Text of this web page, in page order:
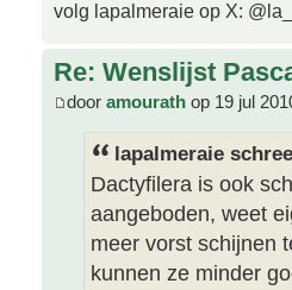
volg lapalmeraie op X:
Re: Wenslijst
door amourath op 19 jul
lapalmeraie
Dactyfilera is ook
aangeboden, weet
meer vorst schijnen
kunnen ze minder